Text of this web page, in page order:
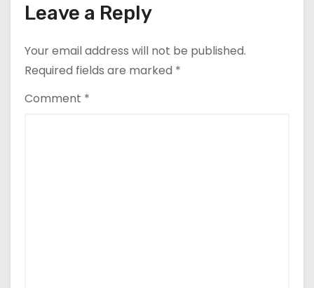
Leave a Reply
Your email address will not be published.
Required fields are marked *
Comment *